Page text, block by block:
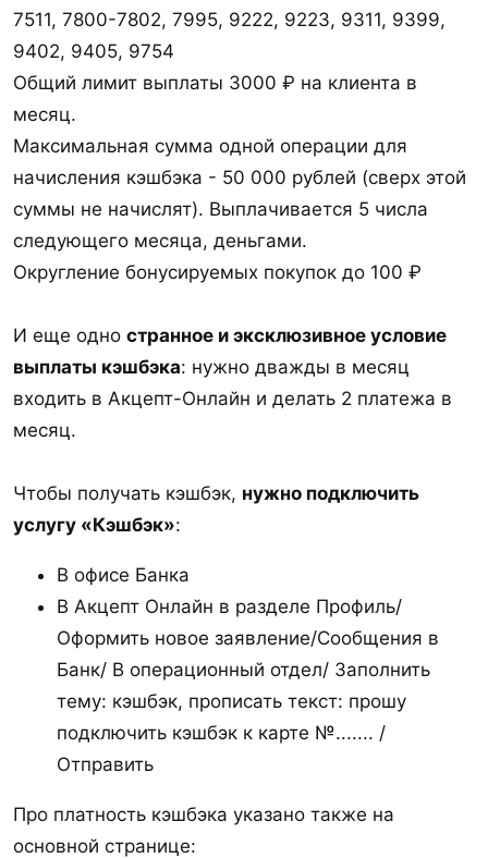
7511, 7800-7802, 7995, 9222, 9223, 9311, 9399,
9402, 9405, 9754
Общий лимит выплаты 3000 ₽ на клиента в
месяц.
Максимальная сумма одной операции для
начисления кэшбэка - 50 000 рублей (сверх этой
суммы не начислят). Выплачивается 5 числа
следующего месяца, деньгами.
Округление бонусируемых покупок до 100 ₽
И еще одно странное и эксклюзивное условие
выплаты кэшбэка: нужно дважды в месяц
входить в Акцепт-Онлайн и делать 2 платежа в
месяц.
Чтобы получать кэшбэк, нужно подключить
услугу «Кэшбэк»:
В офисе Банка
В Акцепт Онлайн в разделе Профиль/
Оформить новое заявление/Сообщения в
Банк/ В операционный отдел/ Заполнить
тему: кэшбэк, прописать текст: прошу
подключить кэшбэк к карте №....... /
Отправить
Про платность кэшбэка указано также на
основной странице: